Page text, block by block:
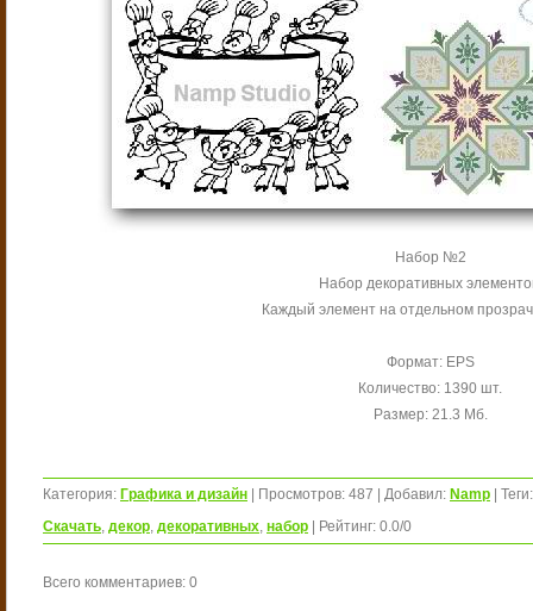
Набор №2
Набор декоративных
Каждый элемент на отдельном
Формат: EPS
Количество: 1390 шт.
Размер: 21.3 Мб.
Категория: Графика и дизайн Просмотров: 487 Добавил: Namp Теги:
Скачать, декор, декоративных, набор Рейтинг: 0.0/0
Всего комментариев: 0